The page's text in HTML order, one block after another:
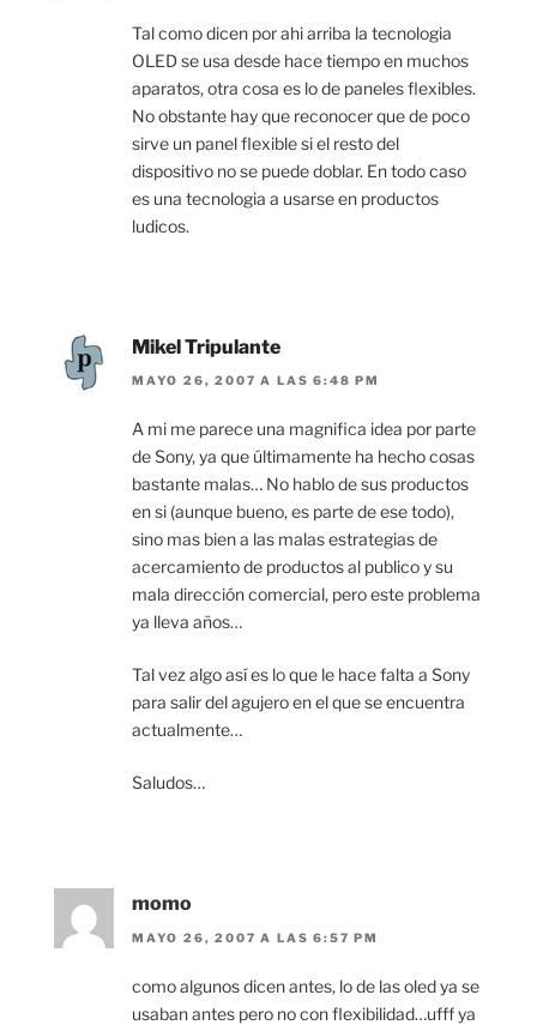
Tal como dicen por ahi arriba la tecnologia
OLED se usa desde hace tiempo en muchos
aparatos, otra cosa es lo de paneles flexibles.
No obstante hay que reconocer que de poco
sirve un panel flexible si el resto del
dispositivo no se puede doblar. En todo caso
es una tecnologia a usarse en productos
ludicos.
Mikel Tripulante
MAYO 26, 2007 A LAS 6:48 PM
A mi me parece una magnifica idea por parte
de Sony, ya que últimamente ha hecho cosas
bastante malas… No hablo de sus productos
en si (aunque bueno, es parte de ese todo),
sino mas bien a las malas estrategias de
acercamiento de productos al publico y su
mala dirección comercial, pero este problema
ya lleva años…
Tal vez algo así es lo que le hace falta a Sony
para salir del agujero en el que se encuentra
actualmente…
Saludos…
momo
MAYO 26, 2007 A LAS 6:57 PM
como algunos dicen antes, lo de las oled ya se
usaban antes pero no con flexibilidad…ufff ya